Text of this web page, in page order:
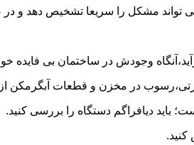
تواند مشکل را سریعا تشخیص دهد و در
وجودش در ساختمان بی فایده
در مخزن و قطعات آبگرمکن
دیافراگم دستگاه را بررسی کنید.